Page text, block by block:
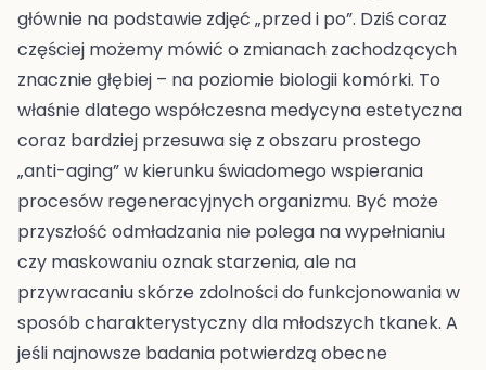
głównie na podstawie zdjęć „przed i po”. Dziś coraz
częściej możemy mówić o zmianach zachodzących
znacznie głębiej – na poziomie biologii komórki. To
właśnie dlatego współczesna medycyna estetyczna
coraz bardziej przesuwa się z obszaru prostego
„anti-aging” w kierunku świadomego wspierania
procesów regeneracyjnych organizmu. Być może
przyszłość odmładzania nie polega na wypełnianiu
czy maskowaniu oznak starzenia, ale na
przywracaniu skórze zdolności do funkcjonowania w
sposób charakterystyczny dla młodszych tkanek. A
jeśli najnowsze badania potwierdzą obecne